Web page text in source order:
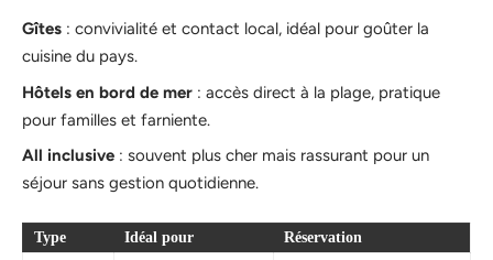
Gîtes : convivialité et contact local, idéal pour goûter la
cuisine du pays.
Hôtels en bord de mer : accès direct à la plage, pratique
pour familles et farniente.
All inclusive : souvent plus cher mais rassurant pour un
séjour sans gestion quotidienne.
Type Idéal pour Réservation